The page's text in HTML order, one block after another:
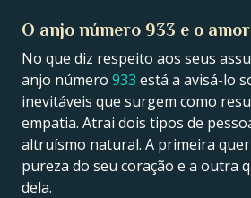
O anjo número 933 e o amor
No que diz respeito aos seus
anjo número 933 está a avisá-lo
inevitáveis que surgem como
empatia. Atrai dois tipos de
altruísmo natural. A primeira quer
pureza do seu coração e a outra
dela.